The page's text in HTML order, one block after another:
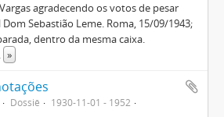
agradecendo os votos de pesar
Sebastião Leme. Roma, 15/09/1943;
dentro da mesma caixa.
»
Dossiê
1930-11-01 - 1952